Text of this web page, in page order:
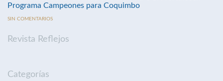
Programa Campeones para Coquimbo
SIN COMENTARIOS
Revista Reflejos
Categorías